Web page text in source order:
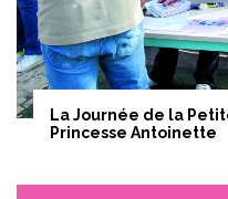
La Journée de la
Princesse Antoinette